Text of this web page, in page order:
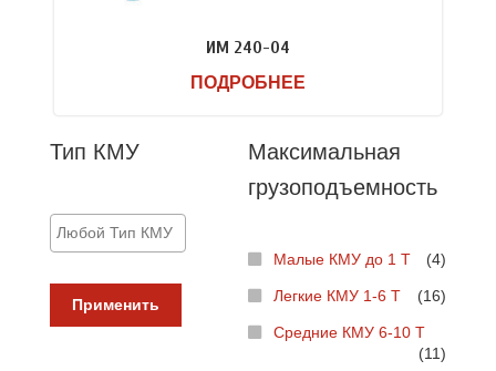
ИМ 240-04
ПОДРОБНЕЕ
Тип КМУ
Применить
Максимальная
грузоподъемность
Малые КМУ до 1 Т (4)
Легкие КМУ 1-6 Т (16)
Средние КМУ 6-10 Т
(11)